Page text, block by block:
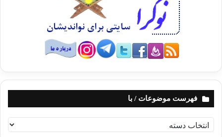
فهرست موضوعات / با
ه